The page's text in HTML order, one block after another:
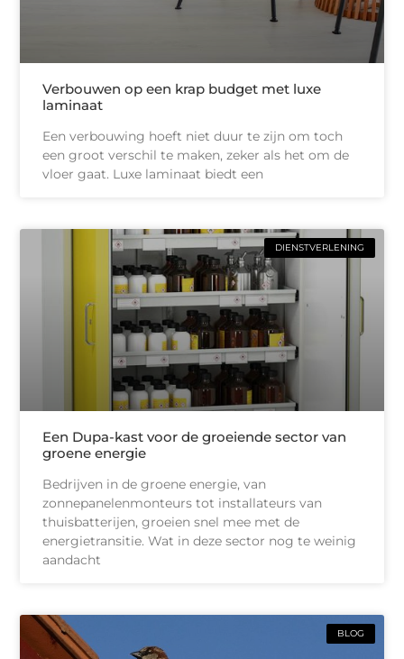
Verbouwen op een krap budget met luxe
laminaat
Een verbouwing hoeft niet duur te zijn om toch
een groot verschil te maken, zeker als het om de
vloer gaat. Luxe laminaat biedt een
DIENSTVERLENING
Een Dupa-kast voor de groeiende sector van
groene energie
Bedrijven in de groene energie, van
zonnepanelenmonteurs tot installateurs van
thuisbatterijen, groeien snel mee met de
energietransitie. Wat in deze sector nog te weinig
aandacht
BLOG